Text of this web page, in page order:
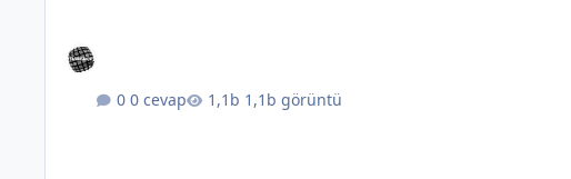
0 cevap 1,1b görüntü